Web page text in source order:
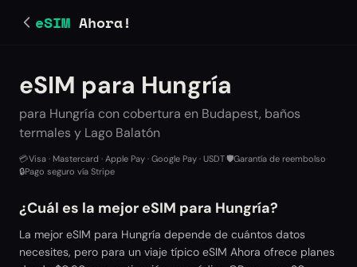
eSIM Ahora!
eSIM para Hungría
para Hungría con cobertura en Budapest, baños
termales y Lago Balatón
💳Visa · Mastercard · Apple Pay · Google Pay · USDT🛡️Garantía de reembolso
🔒Pago seguro vía Stripe
¿Cuál es la mejor eSIM para Hungría?
La mejor eSIM para Hungría depende de cuántos datos
necesites, pero para un viaje típico eSIM Ahora ofrece planes